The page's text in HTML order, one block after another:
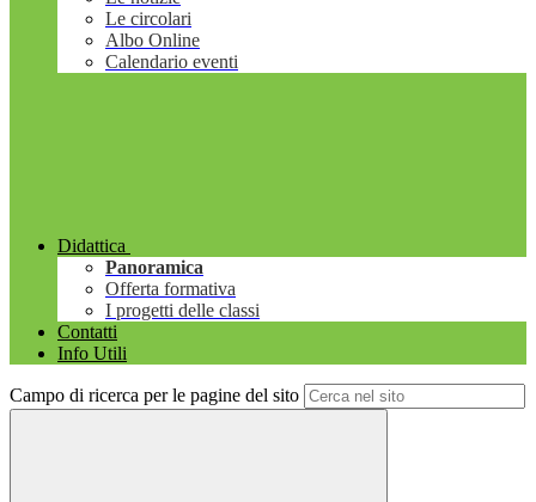
Le circolari
Albo Online
Calendario eventi
Didattica
Panoramica
Offerta formativa
I progetti delle classi
Contatti
Info Utili
Campo di ricerca per le pagine del sito